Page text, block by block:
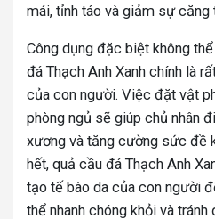
mái, tỉnh táo và giảm sự căng
Công dụng đặc biệt không
đá Thạch Anh Xanh chính là
của con người. Việc đặt vật
phòng ngủ sẽ giúp chủ nhân
xương và tăng cường sức đề
hết, quả cầu đá Thạch Anh
tạo tế bào da của con người
thể nhanh chóng khỏi và